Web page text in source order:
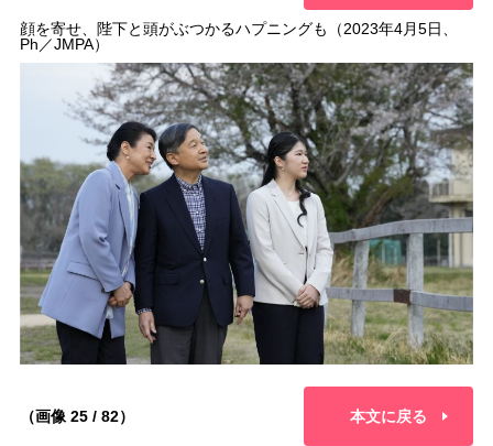
顔を寄せ、陛下と頭がぶつかるハプニングも（2023年4月5日、
Ph／JMPA）
（画像 25 / 82） 本文に戻る